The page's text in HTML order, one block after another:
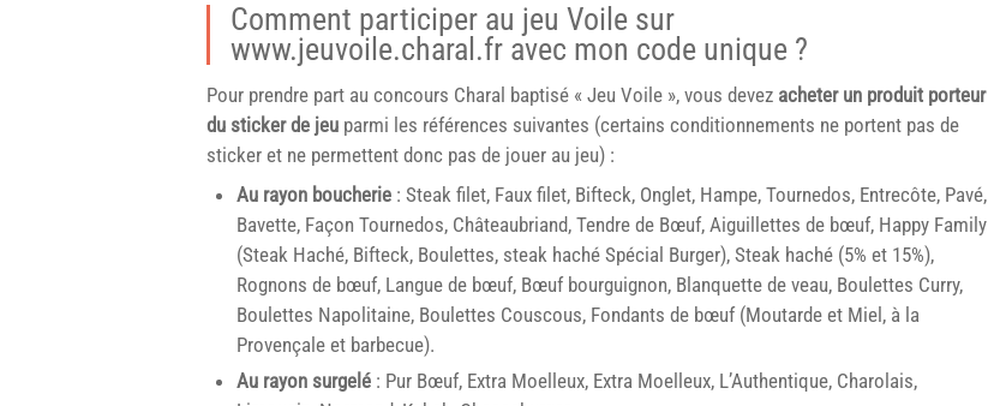
Comment participer au jeu Voile sur
www.jeuvoile.charal.fr avec mon code unique ?
Pour prendre part au concours Charal baptisé « Jeu Voile », vous devez acheter un produit porteur
du sticker de jeu parmi les références suivantes (certains conditionnements ne portent pas de
sticker et ne permettent donc pas de jouer au jeu) :
Au rayon boucherie : Steak filet, Faux filet, Bifteck, Onglet, Hampe, Tournedos, Entrecôte, Pavé,
Bavette, Façon Tournedos, Châteaubriand, Tendre de Bœuf, Aiguillettes de bœuf, Happy Family
(Steak Haché, Bifteck, Boulettes, steak haché Spécial Burger), Steak haché (5% et 15%),
Rognons de bœuf, Langue de bœuf, Bœuf bourguignon, Blanquette de veau, Boulettes Curry,
Boulettes Napolitaine, Boulettes Couscous, Fondants de bœuf (Moutarde et Miel, à la
Provençale et barbecue).
Au rayon surgelé : Pur Bœuf, Extra Moelleux, Extra Moelleux, L’Authentique, Charolais,